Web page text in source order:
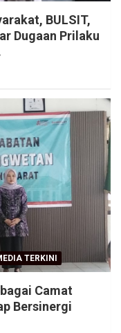
BULSIT,
Dugaan Prilaku
TERKINI
Camat
Bersinergi